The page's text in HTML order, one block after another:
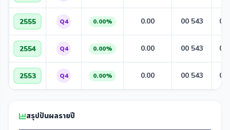
2555 Q4 0.00% 0.00 00 543 00
2554 Q4 0.00% 0.00 00 543 00
2553 Q4 0.00% 0.00 00 543 00
สรุปปันผลรายปี